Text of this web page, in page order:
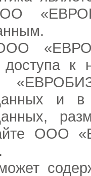
доступа
и
ООО